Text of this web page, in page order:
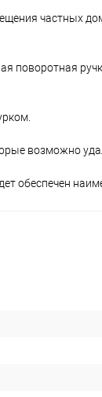
частных
поворотная
возможно
обеспечен